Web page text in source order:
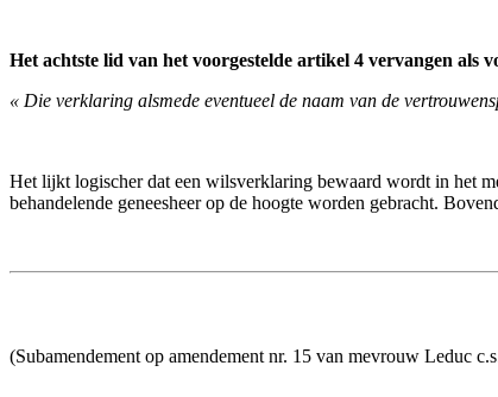
Het achtste lid van het voorgestelde artikel 4 vervangen als
« Die verklaring alsmede eventueel de naam van de
Het lijkt logischer dat een wilsverklaring bewaard wordt in het
behandelende geneesheer op de hoogte worden gebracht.
(Subamendement op amendement nr. 15 van mevrouw Leduc